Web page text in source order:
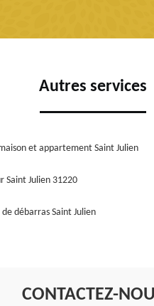
Autres services
et appartement Saint Julien
Saint Julien 31220
débarras Saint Julien
CONTACTEZ-